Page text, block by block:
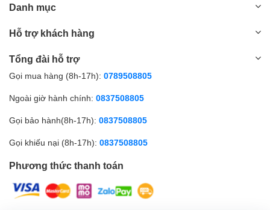
Danh mục
Hỗ trợ khách hàng
Tổng đài hỗ trợ
Gọi mua hàng (8h-17h): 0789508805
Ngoài giờ hành chính: 0837508805
Gọi bảo hành(8h-17h): 0837508805
Gọi khiếu nại (8h-17h): 0837508805
Phương thức thanh toán